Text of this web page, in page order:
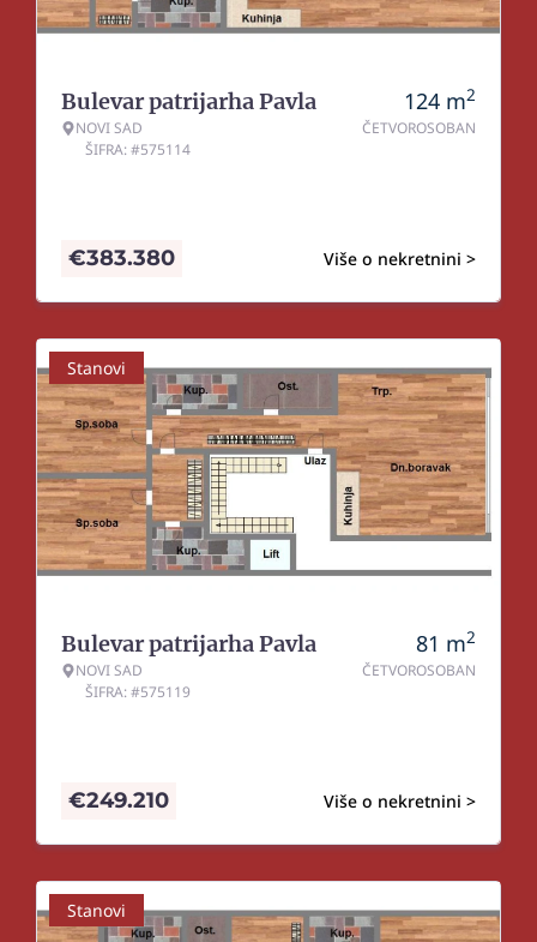
Bulevar patrijarha Pavla
NOVI SAD
ŠIFRA: #575114
124 m2
ČETVOROSOBAN
Više o nekretnini >
€383.380
Stanovi
Bulevar patrijarha Pavla
NOVI SAD
ŠIFRA: #575119
81 m2
ČETVOROSOBAN
Više o nekretnini >
€249.210
Stanovi